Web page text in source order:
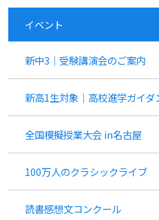
イベント
新中3｜受験講演会のご案内
新高1生対象｜高校進学ガイダ
全国模擬授業大会 in名古屋
100万人のクラシックライブ
読書感想文コンクール